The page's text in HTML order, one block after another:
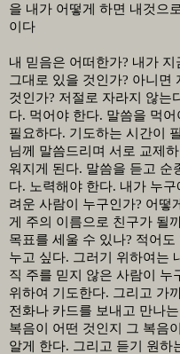
을 내가 어떻게 하면 내것으
이다
내 믿음은 어떠한가? 내가 지
그대로 있을 것인가? 아니면
것인가? 저절로 자라지 않는
다. 먹어야 한다. 말씀을 먹어
필요하다. 기도하는 시간이
님께 말씀드리며 서로 교제
워지게 된다. 말씀을 듣고 순
다. 노력해야 한다. 내가 누
려운 사람이 누구인가? 어떻
게 주의 이름으로 친구가 될
목표를 세울 수 있나? 적어도
누고 싶다. 그러기 위하여는
직 주를 믿지 않은 사람이 누
위하여 기도한다. 그리고 가
전화나 카드를 보내고 만나
복음이 어떤 것인지 그 복음
알게 한다. 그리고 듣기 원하